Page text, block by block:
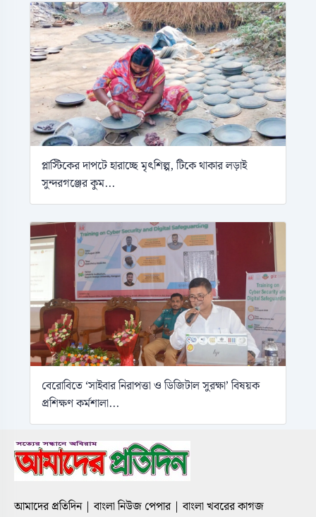
প্লাস্টিকের দাপটে হারাচ্ছে মৃৎশিল্প, টিকে থাকার লড়াই
সুন্দরগঞ্জের কুম...
বেরোবিতে ‘সাইবার নিরাপত্তা ও ডিজিটাল সুরক্ষা’ বিষয়ক
প্রশিক্ষণ কর্মশালা...
আমাদের প্রতিদিন | বাংলা নিউজ পেপার | বাংলা খবরের কাগজ